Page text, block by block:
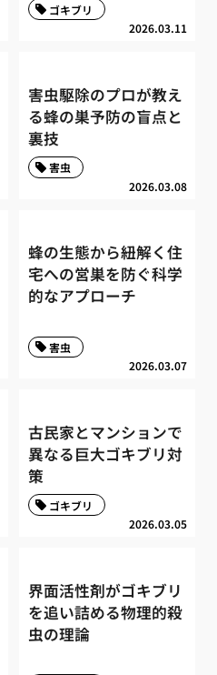
2026.03.11
ゴキブリ
害虫駆除のプロが教え
る蜂の巣予防の盲点と
裏技
2026.03.08
害虫
蜂の生態から紐解く住
宅への営巣を防ぐ科学
的なアプローチ
2026.03.07
害虫
古民家とマンションで
異なる巨大ゴキブリ対
策
2026.03.05
ゴキブリ
界面活性剤がゴキブリ
を追い詰める物理的殺
虫の理論